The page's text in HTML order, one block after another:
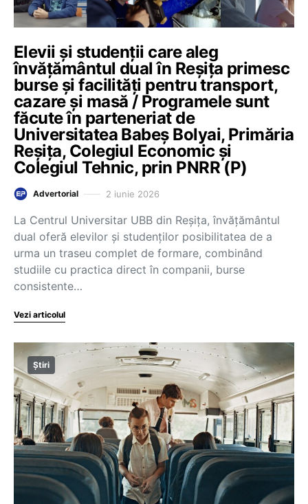
Elevii și studenții care aleg
învățământul dual în Reșița primesc
burse și facilități pentru transport,
cazare și masă / Programele sunt
făcute în parteneriat de
Universitatea Babeș Bolyai, Primăria
Reșița, Colegiul Economic și
Colegiul Tehnic, prin PNRR (P)
Advertorial 2 iunie 2026
La Centrul Universitar UBB din Reșița, învățământul
dual oferă elevilor și studenților posibilitatea de a
urma un traseu complet de formare, combinând
studiile cu practica direct în companii, burse
consistente…
Vezi articolul
Știri